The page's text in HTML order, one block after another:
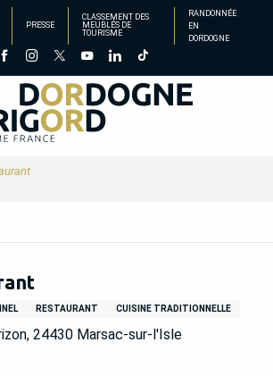
PRESSE
CLASSEMENT DES
MEUBLÉS DE
TOURISME
RANDONNÉE
EN
DORDOGNE
RESTAURANT CUISINE TRADITIONNELLE
24430 Marsac-sur-l'Isle